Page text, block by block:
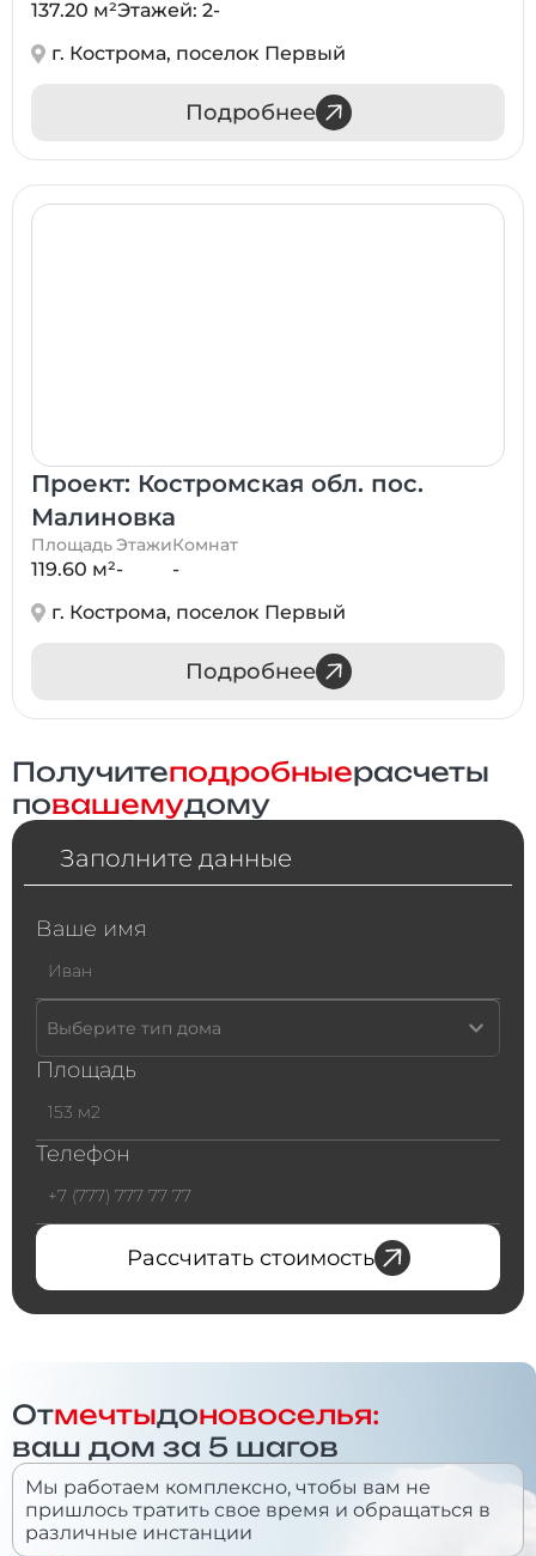
137.20 м²Этажей: 2-
г. Кострома, поселок Первый
Подробнее
Проект: Костромская обл. пос.
Малиновка
Площадь
119.60 м²
Этажи
-
Комнат
-
г. Кострома, поселок Первый
Подробнее
Получитеподробныерасчеты
повашемудому
Заполните данные
Ваше имя
Выберите тип дома
Площадь
Телефон
Рассчитать стоимость
Отмечтыдоновоселья:
ваш дом за 5 шагов
Мы работаем комплексно, чтобы вам не
пришлось тратить свое время и обращаться в
различные инстанции